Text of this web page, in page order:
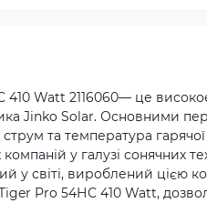
Watt 2116060— це
Jinko Solar. Основними
струм та температура
у галузі сонячних
у світі, вироблений цією
Pro 54НС 410 Watt,